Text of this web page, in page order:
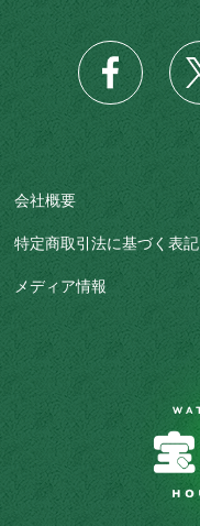
会社概要
特定商取引法に基づく表記
メディア情報